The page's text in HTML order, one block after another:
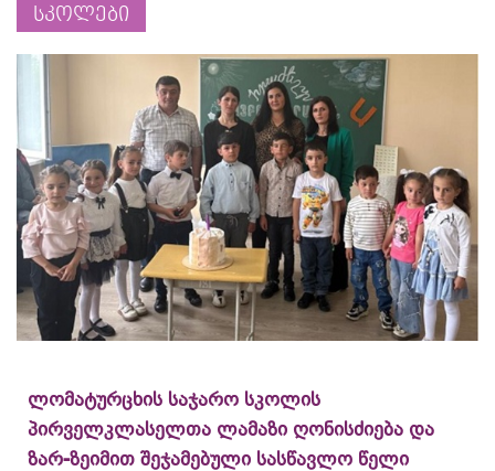
სკოლები
ლომატურცხის საჯარო სკოლის
პირველკლასელთა ლამაზი ღონისძიება და
ზარ-ზეიმით შეჯამებული სასწავლო წელი